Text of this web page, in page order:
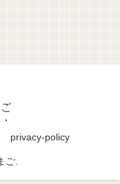
privacy-policy
ご.